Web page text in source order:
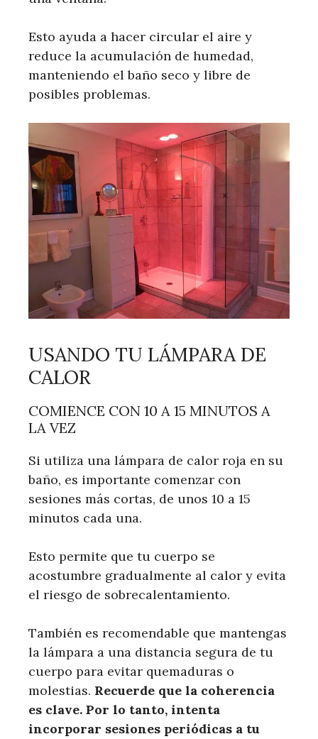
Esto ayuda a hacer circular el aire y
reduce la acumulación de humedad,
manteniendo el baño seco y libre de
posibles problemas.
USANDO TU LÁMPARA DE
CALOR
COMIENCE CON 10 A 15 MINUTOS A
LA VEZ
Si utiliza una lámpara de calor roja en su
baño, es importante comenzar con
sesiones más cortas, de unos 10 a 15
minutos cada una.
Esto permite que tu cuerpo se
acostumbre gradualmente al calor y evita
el riesgo de sobrecalentamiento.
También es recomendable que mantengas
la lámpara a una distancia segura de tu
cuerpo para evitar quemaduras o
molestias. Recuerde que la coherencia
es clave. Por lo tanto, intenta
incorporar sesiones periódicas a tu